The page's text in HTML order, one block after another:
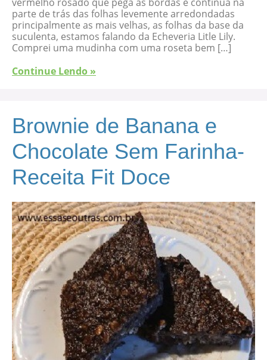
parte de trás das folhas levemente arredondadas
principalmente as mais velhas, as folhas da base da
suculenta, estamos falando da Echeveria Litle Lily.
Comprei uma mudinha com uma roseta bem […]
Continue Lendo »
Brownie de Banana e
Chocolate Sem Farinha-
Receita Fit Doce